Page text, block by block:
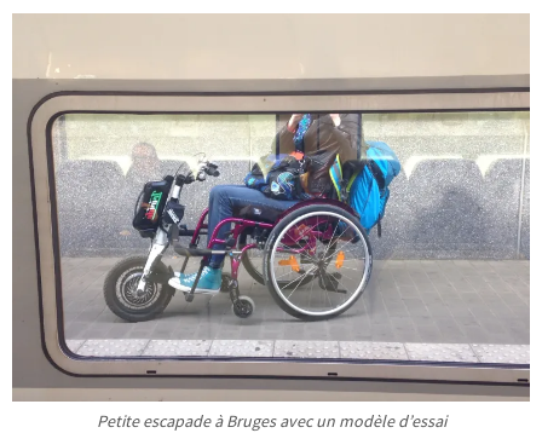
Petite escapade à Bruges avec un modèle d’essai